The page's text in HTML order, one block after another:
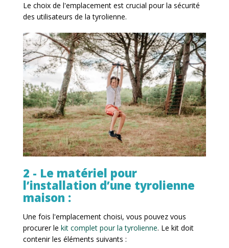
Le choix de l'emplacement est crucial pour la sécurité
des utilisateurs de la tyrolienne.
2 - Le matériel pour
l’installation d’une tyrolienne
maison :
Une fois l'emplacement choisi, vous pouvez vous
procurer le kit complet pour la tyrolienne. Le kit doit
contenir les éléments suivants :